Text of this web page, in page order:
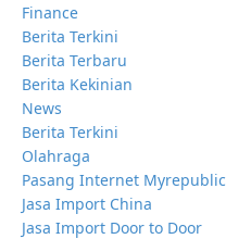
Finance
Berita Terkini
Berita Terbaru
Berita Kekinian
News
Berita Terkini
Olahraga
Pasang Internet Myrepublic
Jasa Import China
Jasa Import Door to Door